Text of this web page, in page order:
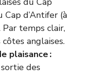
Cap d’Antifer (à
Par temps clair,
anglaises.
plaisance :
des